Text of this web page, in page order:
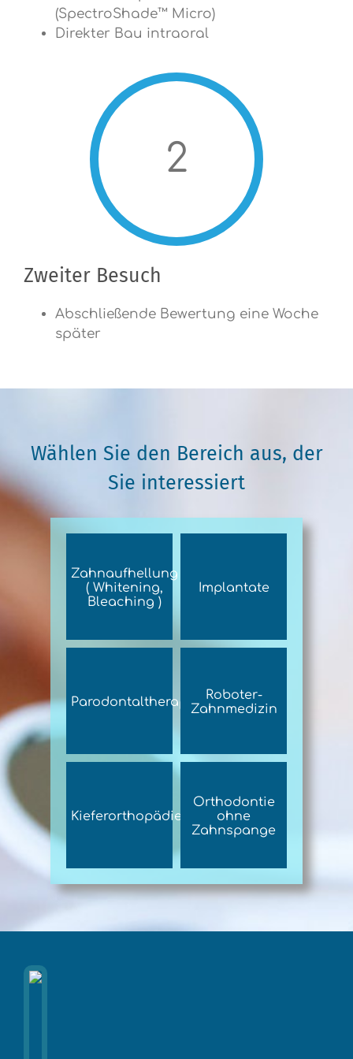
(SpectroShade™ Micro)
Direkter Bau intraoral
2
Zweiter Besuch
Abschließende Bewertung eine Woche
später
Wählen Sie den Bereich aus, der
Sie interessiert
Zahnaufhellung
( Whitening,
Bleaching )
Implantate
Parodontaltherapie Roboter-
Zahnmedizin
Kieferorthopädie
Orthodontie
ohne
Zahnspange